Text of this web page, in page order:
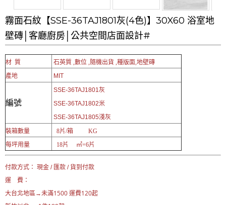
霧面石紋【SSE-36TAJ1801灰(4色)】30X60 浴室地
壁磚│客廳廚房│公共空間店面設計#
材 質
石英質 ,數位 ,隨機出貨 ,種版面,地壁磚
產地
MIT
編號
SSE-36TAJ1801灰
SSE-36TAJ1802米
SSE-36TAJ1805淺灰
裝箱數量
8片/箱 KG
每坪用量
18片 ㎡=6片
付款方式： 現金 / 匯款 / 貨到付款
運 費：
大台北地區→未滿1500 運費120起